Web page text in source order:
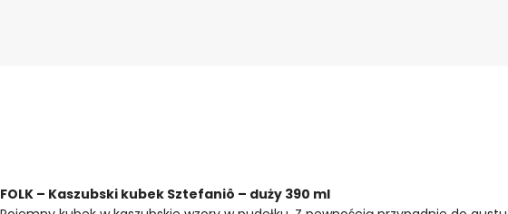
FOLK – Kaszubski kubek Sztefaniô – duży 390 ml